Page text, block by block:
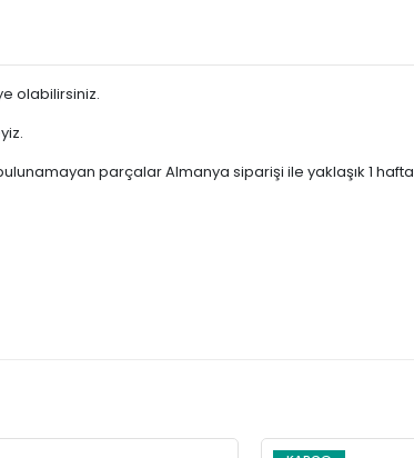
olabilirsiniz.
parçalar Almanya siparişi ile yaklaşık 1 hafta